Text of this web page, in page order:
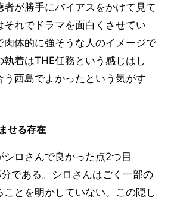
者が勝手にバイアスをかけて見て
それでドラマを面白くさせてい
肉体的に強そうな人のイメージで
執着はTHE任務という感じはし
う西島でよかったという気がす
せる存在
ロさんで良かった点2つ目
分である。シロさんはごく一部の
ことを明かしていない。この隠し